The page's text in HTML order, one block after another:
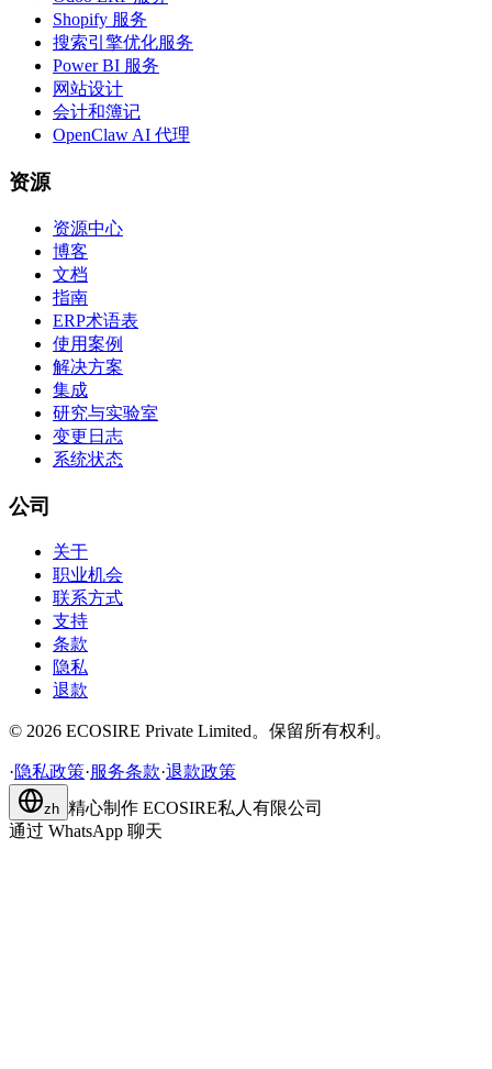
Shopify 服务
搜索引擎优化服务
Power BI 服务
网站设计
会计和簿记
OpenClaw AI 代理
资源
资源中心
博客
文档
指南
ERP术语表
使用案例
解决方案
集成
研究与实验室
变更日志
系统状态
公司
关于
职业机会
联系方式
支持
条款
隐私
退款
© 2026 ECOSIRE Private Limited。保留所有权利。
·隐私政策·服务条款·退款政策
zh 精心制作 ECOSIRE私人有限公司
通过 WhatsApp 聊天